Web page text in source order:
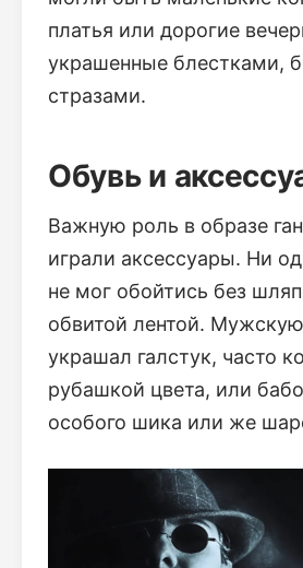
платья или дорогие
украшенные блестками,
стразами.
Обувь и
Важную роль в образе
играли аксессуары. Ни
не мог обойтись без
обвитой лентой.
украшал галстук, часто
рубашкой цвета, или
особого шика или же